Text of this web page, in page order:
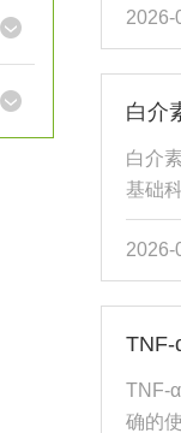
的IL-
应监
诊断
胞因
敏度
2026-
白介
白介
基础
靠数
介素
症反
病领
具，
2026-
TNF-
TNF-
确的